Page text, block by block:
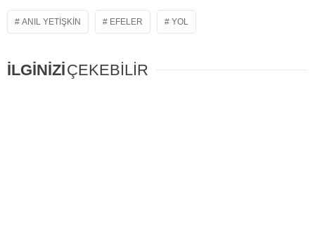
ANIL YETIŞKIN EFELER YOL
İLGİNİZİÇEKEBİLİR